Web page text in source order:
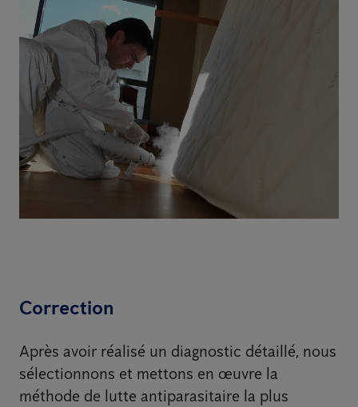
Correction
Après avoir réalisé un diagnostic détaillé, nous
sélectionnons et mettons en œuvre la
méthode de lutte antiparasitaire la plus